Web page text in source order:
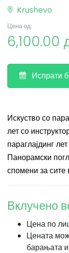
Krushevo
Цена од:
6,100.00
Испрати
Искуство со
лет со
параглајдинг
Панорамски
спомени за сите
Вклучено
Цена по
Цената
барањата